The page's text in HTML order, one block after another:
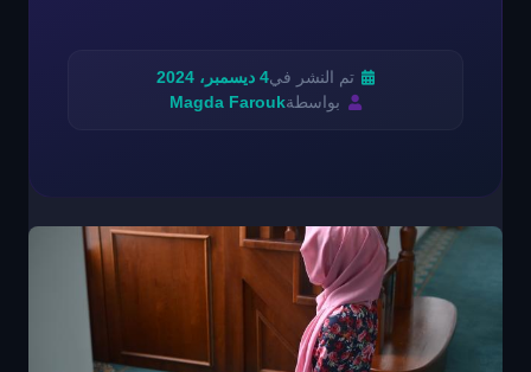
تم النشر في4 ديسمبر، 2024
بواسطةMagda Farouk